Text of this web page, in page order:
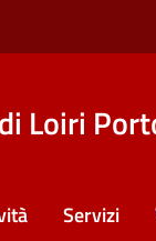
Loiri
Servizi